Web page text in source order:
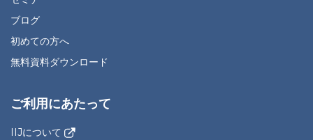
ブログ
初めての方へ
無料資料ダウンロード
ご利用にあたって
IIJについて